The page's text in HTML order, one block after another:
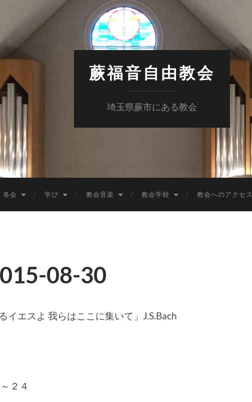
蕨福音自由教会
埼玉県蕨市にある教会
各会 学び 教会音楽 教会学校 教会へのアクセス
08-30
エスよ 我らはここに集いて」J.S.Bach
２４